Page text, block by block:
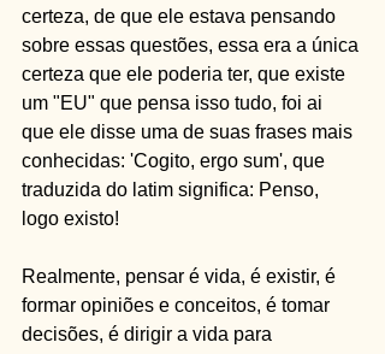
certeza, de que ele estava pensando
sobre essas questões, essa era a única
certeza que ele poderia ter, que existe
um "EU" que pensa isso tudo, foi ai
que ele disse uma de suas frases mais
conhecidas: 'Cogito, ergo sum', que
traduzida do latim significa: Penso,
logo existo!
Realmente, pensar é vida, é existir, é
formar opiniões e conceitos, é tomar
decisões, é dirigir a vida para